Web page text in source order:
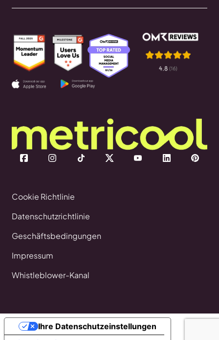
Cookie Richtlinie
Datenschutzrichtlinie
Geschäftsbedingungen
Impressum
Whistleblower-Kanal
Ihre Datenschutzeinstellungen